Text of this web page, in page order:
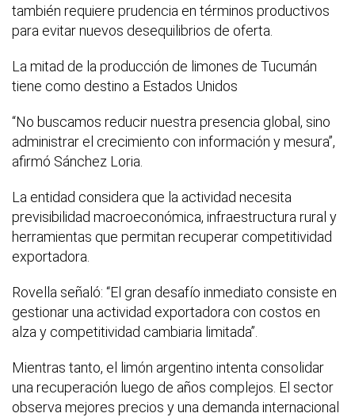
también requiere prudencia en términos productivos
para evitar nuevos desequilibrios de oferta.
La mitad de la producción de limones de Tucumán
tiene como destino a Estados Unidos
“No buscamos reducir nuestra presencia global, sino
administrar el crecimiento con información y mesura”,
afirmó Sánchez Loria.
La entidad considera que la actividad necesita
previsibilidad macroeconómica, infraestructura rural y
herramientas que permitan recuperar competitividad
exportadora.
Rovella señaló: “El gran desafío inmediato consiste en
gestionar una actividad exportadora con costos en
alza y competitividad cambiaria limitada”.
Mientras tanto, el limón argentino intenta consolidar
una recuperación luego de años complejos. El sector
observa mejores precios y una demanda internacional